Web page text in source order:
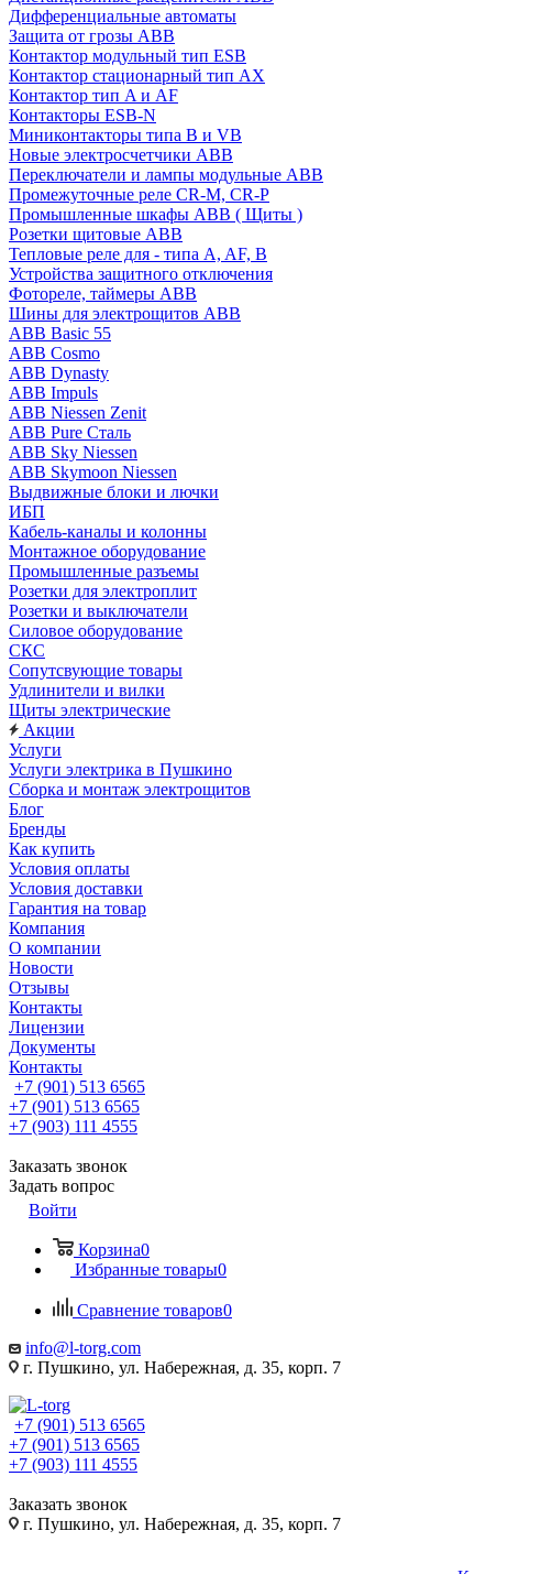
Дифференциальные автоматы
Защита от грозы ABB
Контактор модульный тип ESB
Контактор стационарный тип AX
Контактор тип A и AF
Контакторы ESB-N
Миниконтакторы типа B и VB
Новые электросчетчики ABB
Переключатели и лампы модульные ABB
Промежуточные реле CR-M, CR-P
Промышленные шкафы ABB ( Щиты )
Розетки щитовые ABB
Тепловые реле для - типа A, AF, B
Устройства защитного отключения
Фотореле, таймеры ABB
Шины для электрощитов АВВ
ABB Basic 55
ABB Cosmo
ABB Dynasty
ABB Impuls
ABB Niessen Zenit
ABB Pure Сталь
ABB Sky Niessen
ABB Skymoon Niessen
Выдвижные блоки и лючки
ИБП
Кабель-каналы и колонны
Монтажное оборудование
Промышленные разъемы
Розетки для электроплит
Розетки и выключатели
Силовое оборудование
СКС
Сопутсвующие товары
Удлинители и вилки
Щиты электрические
Акции
Услуги
Услуги электрика в Пушкино
Сборка и монтаж электрощитов
Блог
Бренды
Как купить
Условия оплаты
Условия доставки
Гарантия на товар
Компания
О компании
Новости
Отзывы
Контакты
Лицензии
Документы
Контакты
+7 (901) 513 6565
+7 (901) 513 6565
+7 (903) 111 4555
Заказать звонок
Задать вопрос
Войти
Корзина0
Избранные товары0
Сравнение товаров0
info@l-torg.com
г. Пушкино, ул. Набережная, д. 35, корп. 7
+7 (901) 513 6565
+7 (901) 513 6565
+7 (903) 111 4555
Заказать звонок
г. Пушкино, ул. Набережная, д. 35, корп. 7